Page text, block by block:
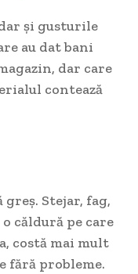
și gusturile
au dat bani
dar care
contează
Stejar, fag,
căldură pe care
costă mai mult
fără probleme.